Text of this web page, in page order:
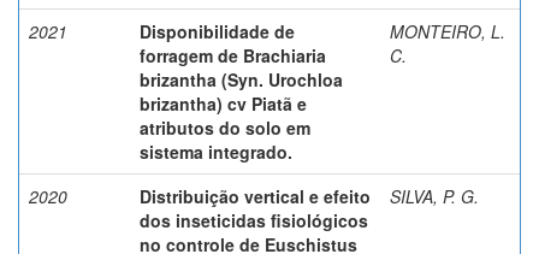
2021
Disponibilidade de
forragem de Brachiaria
brizantha (Syn. Urochloa
brizantha) cv Piatã e
atributos do solo em
sistema integrado.
MONTEIRO, L.
C.
2020
Distribuição vertical e efeito
dos inseticidas fisiológicos
no controle de Euschistus
SILVA, P. G.